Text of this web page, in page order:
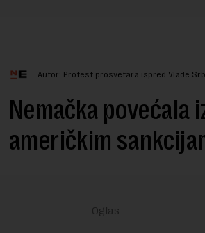
Autor: Protest prosvetara ispred Vlade
Nemačka povećala
američkim